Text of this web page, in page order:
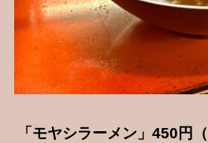
「モヤシラーメン」450円